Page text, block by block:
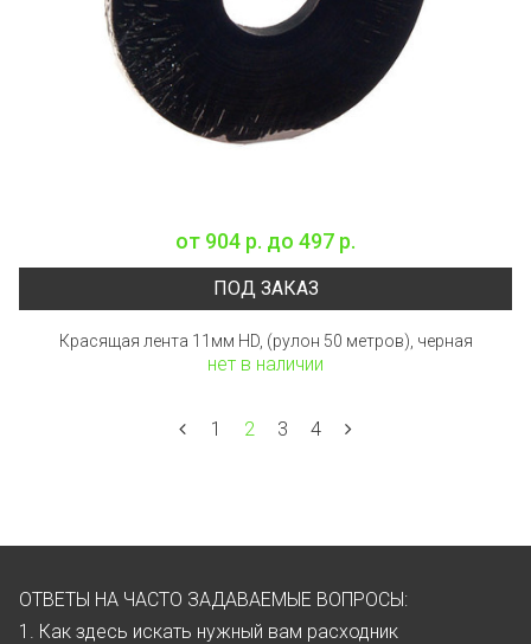
от 904 р. до 497 р.
ПОД ЗАКАЗ
Красящая лента 11мм HD, (рулон 50 метров), черная
нет в наличии
1 2 3 4
ОТВЕТЫ НА ЧАСТО ЗАДАВАЕМЫЕ ВОПРОСЫ:
1. Как здесь искать нужный вам расходник